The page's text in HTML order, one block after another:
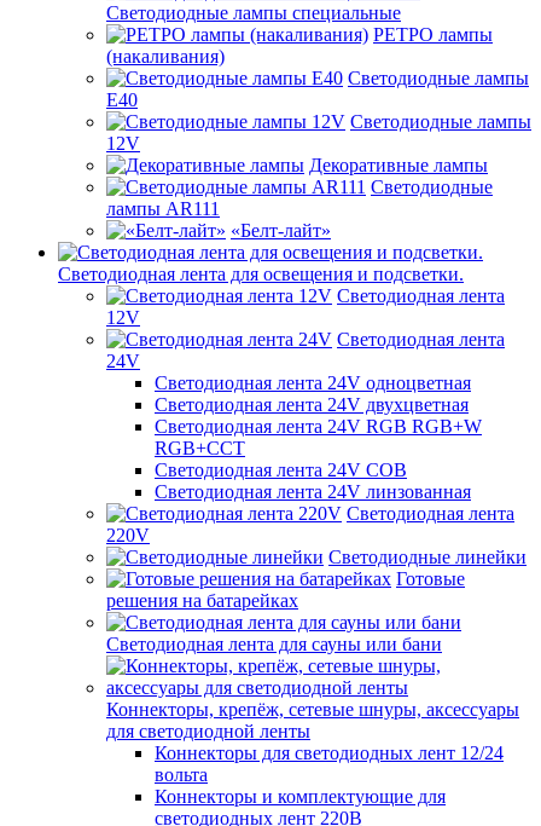
Светодиодные лампы специальные
РЕТРО лампы
(накаливания)
Светодиодные лампы
E40
Светодиодные лампы
12V
Декоративные лампы
Светодиодные
лампы AR111
«Белт-лайт»
Светодиодная лента для освещения и подсветки.
Светодиодная лента
12V
Светодиодная лента
24V
Светодиодная лента 24V одноцветная
Светодиодная лента 24V двухцветная
Светодиодная лента 24V RGB RGB+W
RGB+CCT
Светодиодная лента 24V COB
Светодиодная лента 24V линзованная
Светодиодная лента
220V
Светодиодные линейки
Готовые
решения на батарейках
Светодиодная лента для сауны или бани
Коннекторы, крепёж, сетевые шнуры, аксессуары
для светодиодной ленты
Коннекторы для светодиодных лент 12/24
вольта
Коннекторы и комплектующие для
светодиодных лент 220В